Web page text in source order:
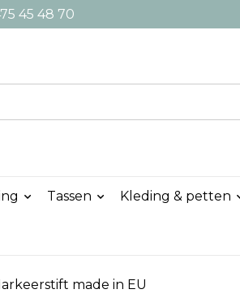
45 48 70
Tassen Kleding & petten
made in EU